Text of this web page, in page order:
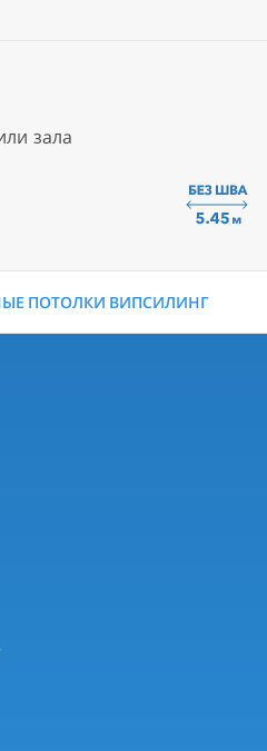
зала
ПОТОЛКИ ВИПСИЛИНГ